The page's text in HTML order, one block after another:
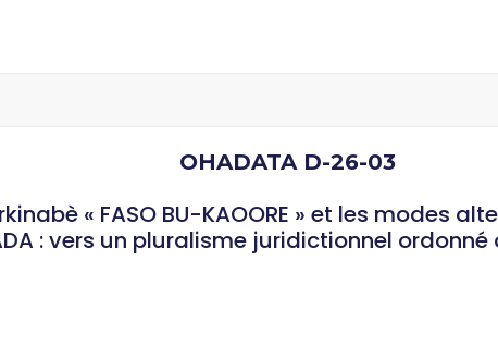
OHADATA D-26-03
« FASO BU-KAOORE » et les modes
: vers un pluralisme juridictionnel